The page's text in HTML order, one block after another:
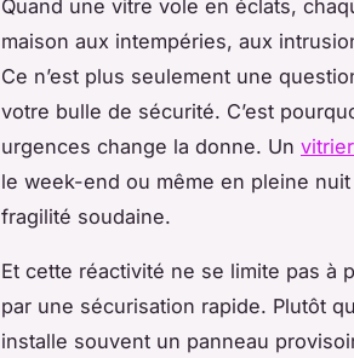
Quand une vitre vole en éclats,
maison aux intempéries, aux
Ce n’est plus seulement une
votre bulle de sécurité. C’est
urgences change la donne. Un
le week-end ou même en pleine
fragilité soudaine.
Et cette réactivité ne se limite pas à
par une sécurisation rapide. Plutôt
installe souvent un panneau